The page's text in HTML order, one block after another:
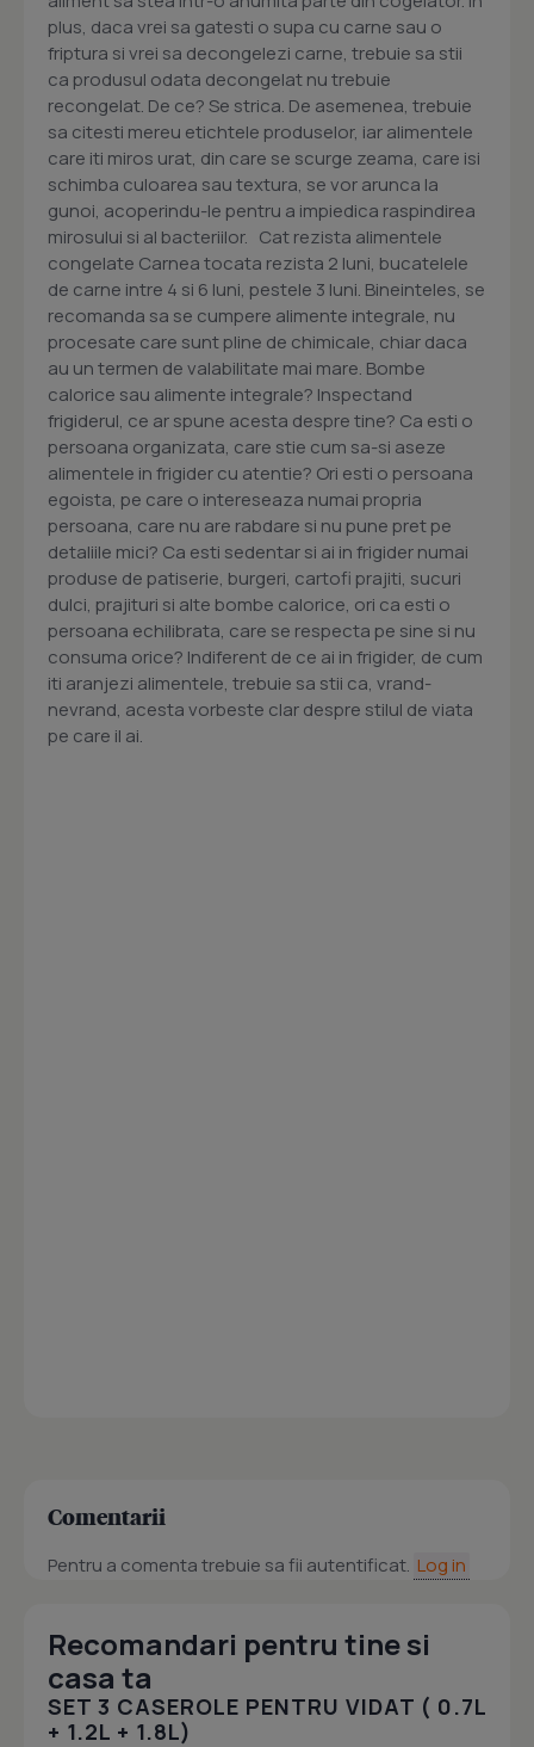
plus, daca vrei sa gatesti o supa cu carne sau o
friptura si vrei sa decongelezi carne, trebuie sa stii
ca produsul odata decongelat nu trebuie
recongelat. De ce? Se strica. De asemenea, trebuie
sa citesti mereu etichtele produselor, iar alimentele
care iti miros urat, din care se scurge zeama, care isi
schimba culoarea sau textura, se vor arunca la
gunoi, acoperindu-le pentru a impiedica raspindirea
mirosului si al bacteriilor. Cat rezista alimentele
congelate Carnea tocata rezista 2 luni, bucatelele
de carne intre 4 si 6 luni, pestele 3 luni. Bineinteles, se
recomanda sa se cumpere alimente integrale, nu
procesate care sunt pline de chimicale, chiar daca
au un termen de valabilitate mai mare. Bombe
calorice sau alimente integrale? Inspectand
frigiderul, ce ar spune acesta despre tine? Ca esti o
persoana organizata, care stie cum sa-si aseze
alimentele in frigider cu atentie? Ori esti o persoana
egoista, pe care o intereseaza numai propria
persoana, care nu are rabdare si nu pune pret pe
detaliile mici? Ca esti sedentar si ai in frigider numai
produse de patiserie, burgeri, cartofi prajiti, sucuri
dulci, prajituri si alte bombe calorice, ori ca esti o
persoana echilibrata, care se respecta pe sine si nu
consuma orice? Indiferent de ce ai in frigider, de cum
iti aranjezi alimentele, trebuie sa stii ca, vrand-
nevrand, acesta vorbeste clar despre stilul de viata
pe care il ai.
Comentarii
Pentru a comenta trebuie sa fii autentificat. Log in
Recomandari pentru tine si
casa ta
SET 3 CASEROLE PENTRU VIDAT ( 0.7L
+ 1.2L + 1.8L)